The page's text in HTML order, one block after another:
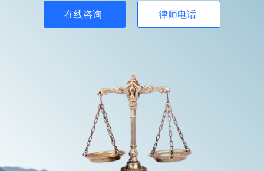
在线咨询 律师电话